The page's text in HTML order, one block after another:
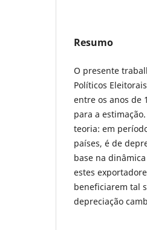
Resumo
O presente
Políticos
entre os anos de
para a
teoria: em
países, é de
base na
estes
beneficiarem tal
depreciação